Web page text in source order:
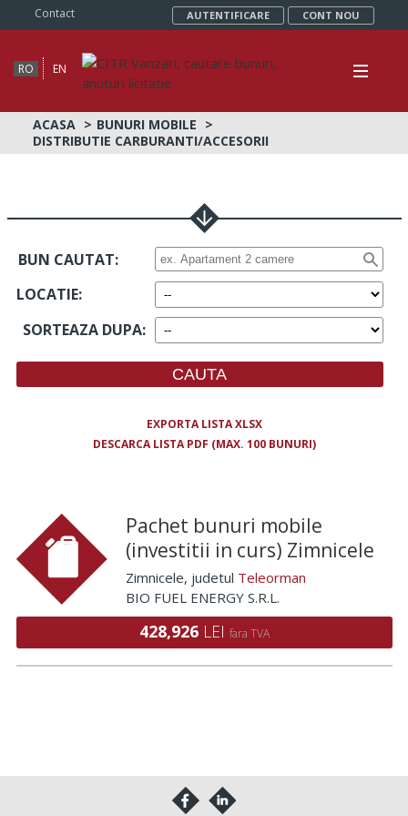
Contact AUTENTIFICARE CONT NOU
RO EN
ACASA
BUNURI MOBILE
DISTRIBUTIE CARBURANTI/ACCESORII
BUN CAUTAT:
LOCATIE:
SORTEAZA DUPA:
EXPORTA LISTA XLSX
DESCARCA LISTA PDF (MAX. 100 BUNURI)
Pachet bunuri mobile
(investitii in curs) Zimnicele
Zimnicele, judetul Teleorman
BIO FUEL ENERGY S.R.L.
428,926 LEI fara TVA